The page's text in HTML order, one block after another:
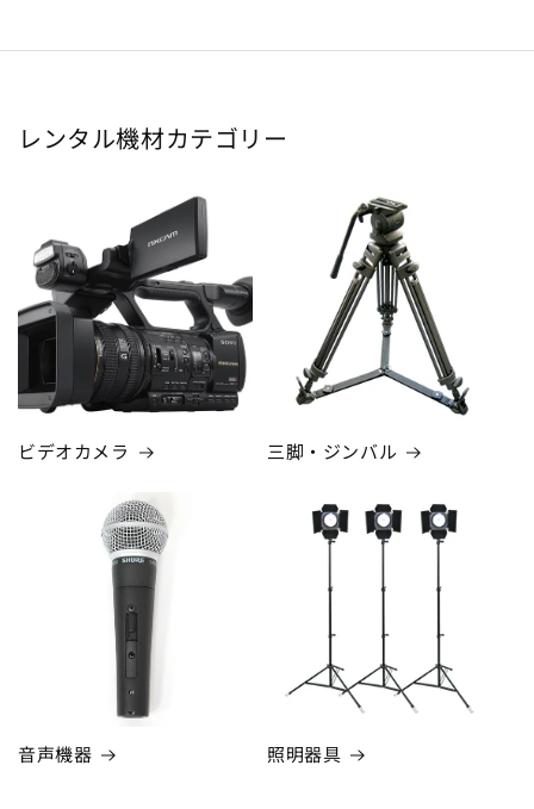
レンタル機材カテゴリー
ビデオカメラ 三脚・ジンバル
音声機器 照明器具